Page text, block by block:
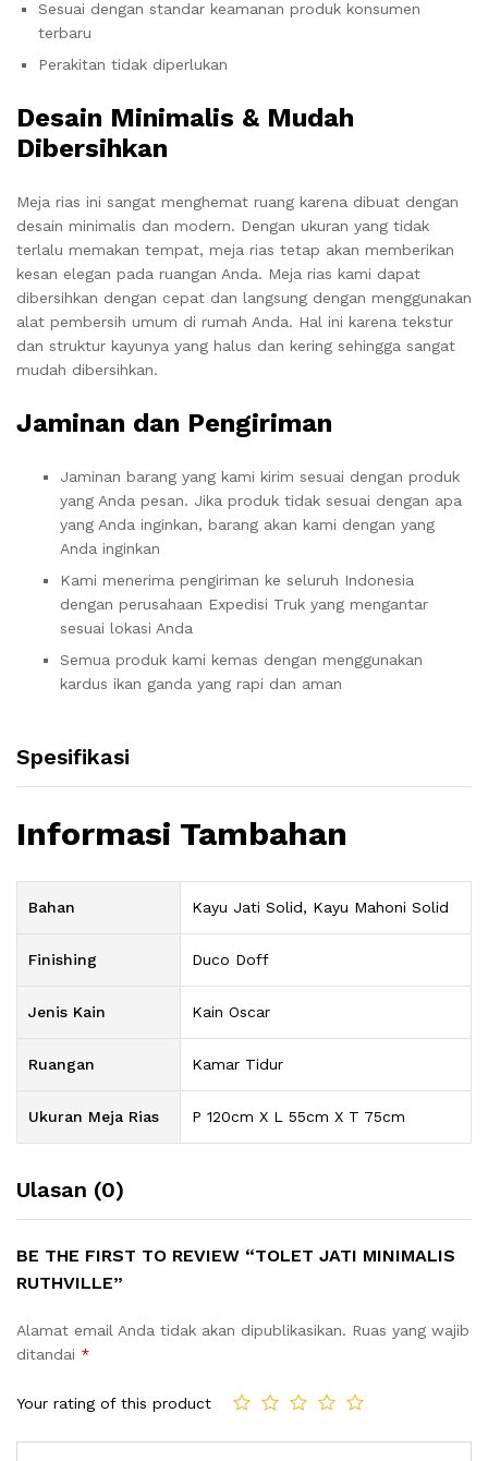
Sesuai dengan standar keamanan produk konsumen
terbaru
Perakitan tidak diperlukan
Desain Minimalis & Mudah
Dibersihkan
Meja rias ini sangat menghemat ruang karena dibuat dengan
desain minimalis dan modern. Dengan ukuran yang tidak
terlalu memakan tempat, meja rias tetap akan memberikan
kesan elegan pada ruangan Anda. Meja rias kami dapat
dibersihkan dengan cepat dan langsung dengan menggunakan
alat pembersih umum di rumah Anda. Hal ini karena tekstur
dan struktur kayunya yang halus dan kering sehingga sangat
mudah dibersihkan.
Jaminan dan Pengiriman
Jaminan barang yang kami kirim sesuai dengan produk
yang Anda pesan. Jika produk tidak sesuai dengan apa
yang Anda inginkan, barang akan kami dengan yang
Anda inginkan
Kami menerima pengiriman ke seluruh Indonesia
dengan perusahaan Expedisi Truk yang mengantar
sesuai lokasi Anda
Semua produk kami kemas dengan menggunakan
kardus ikan ganda yang rapi dan aman
Spesifikasi
Informasi Tambahan
Bahan Kayu Jati Solid, Kayu Mahoni Solid
Finishing Duco Doff
Jenis Kain Kain Oscar
Ruangan Kamar Tidur
Ukuran Meja Rias P 120cm X L 55cm X T 75cm
Ulasan (0)
BE THE FIRST TO REVIEW “TOLET JATI MINIMALIS
RUTHVILLE”
Alamat email Anda tidak akan dipublikasikan. Ruas yang wajib
ditandai *
Your rating of this product